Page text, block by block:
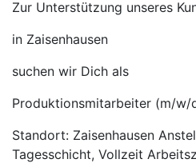
Zur Unterstützung unseres
in Zaisenhausen
suchen wir Dich als
Produktionsmitarbeiter (m/w/
Standort: Zaisenhausen
Tagesschicht, Vollzeit